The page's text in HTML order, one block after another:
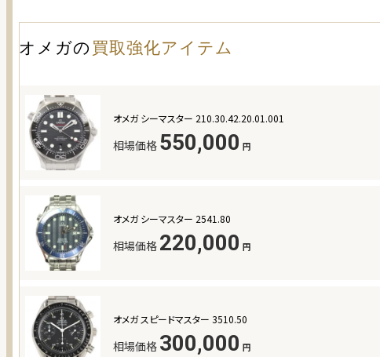
オメガの 買取強化アイテム
オメガ シーマスター 210.30.42.20.01.001
相場価格 550,000 円
オメガ シーマスター 2541.80
相場価格 220,000 円
オメガ スピードマスター 3510.50
相場価格 300,000 円